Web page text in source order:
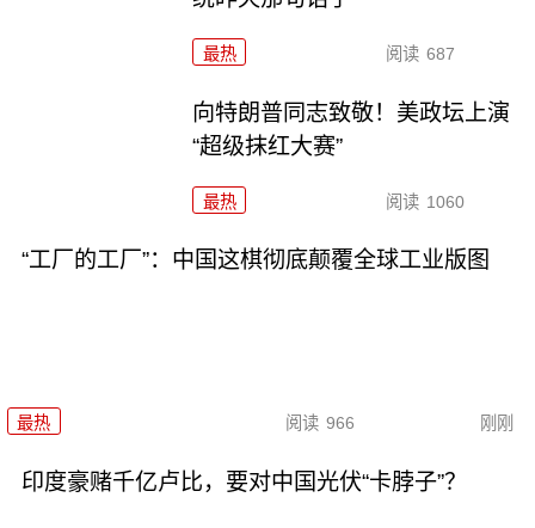
最热 阅读 687
向特朗普同志致敬！美政坛上演
“超级抹红大赛”
最热 阅读 1060
“工厂的工厂”：中国这棋彻底颠覆全球工业版图
最热 阅读 966 刚刚
印度豪赌千亿卢比，要对中国光伏“卡脖子”？